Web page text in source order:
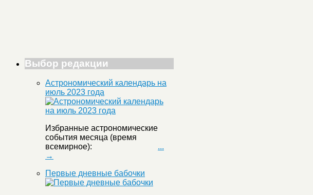
Выбор редакции
Астрономический календарь на
июль 2023 года
Избранные астрономические
события месяца (время
всемирное): ...
→
Первые дневные бабочки